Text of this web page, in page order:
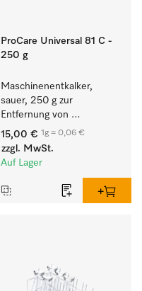
ProCare Universal 81 C -
250 g
Maschinenentkalker,
sauer, 250 g zur
Entfernung von
hartnäckigen
Kalkablagerungen.
15,00 € 1g = 0,06 €
zzgl. MwSt.
Auf Lager